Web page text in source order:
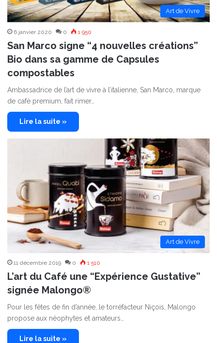
Art de Vivre
6 janvier 2020 0 1 950
San Marco signe “4 nouvelles créations”
Bio dans sa gamme de Capsules
compostables
Ambassadrice de l’art de vivre à l’italienne, San Marco, marque
de café premium, fait rimer…
Lire la suite »
Art de Vivre
11 décembre 2019 0 1 510
L’art du Café une “Expérience Gustative”
signée Malongo®
Pour les fêtes de fin d’année, le torréfacteur Niçois, Malongo
propose aux néophytes et amateurs…
Lire la suite »